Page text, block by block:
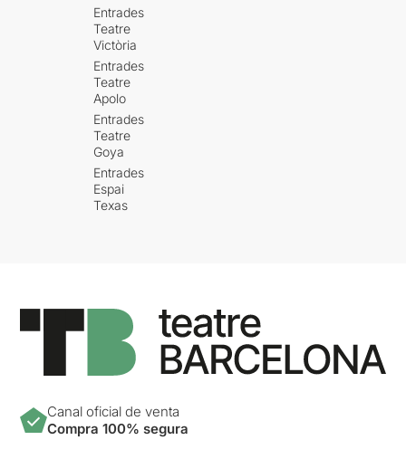
Entrades
Teatre
Victòria
Entrades
Teatre
Apolo
Entrades
Teatre
Goya
Entrades
Espai
Texas
Canal oficial de venta
Compra 100% segura